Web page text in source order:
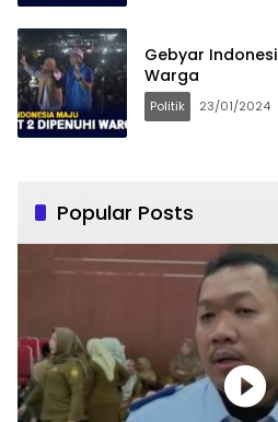
Gebyar
Warga
Politik 23/01/2024
Popular Posts